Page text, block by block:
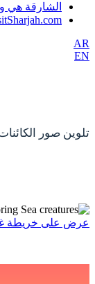
الشارقة هي
AR
EN
تلوين صور
عرض على خريطة